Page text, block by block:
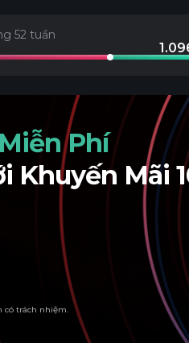
52 tuần
Phí
Khuyến Mãi
có trách nhiệm.